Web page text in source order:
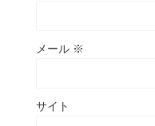
メール ※
サイト